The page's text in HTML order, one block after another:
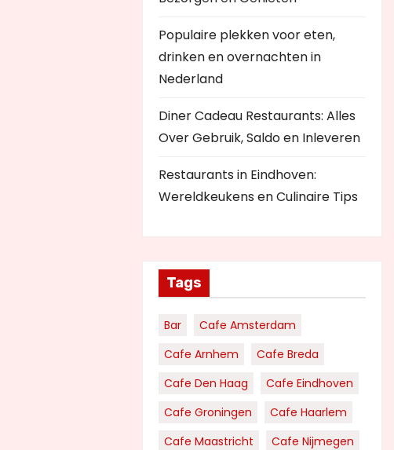
Populaire plekken voor eten,
drinken en overnachten in
Nederland
Diner Cadeau Restaurants: Alles
Over Gebruik, Saldo en Inleveren
Restaurants in Eindhoven:
Wereldkeukens en Culinaire Tips
Tags
Bar
Cafe Amsterdam
Cafe Arnhem
Cafe Breda
Cafe Den Haag
Cafe Eindhoven
Cafe Groningen
Cafe Haarlem
Cafe Maastricht
Cafe Nijmegen